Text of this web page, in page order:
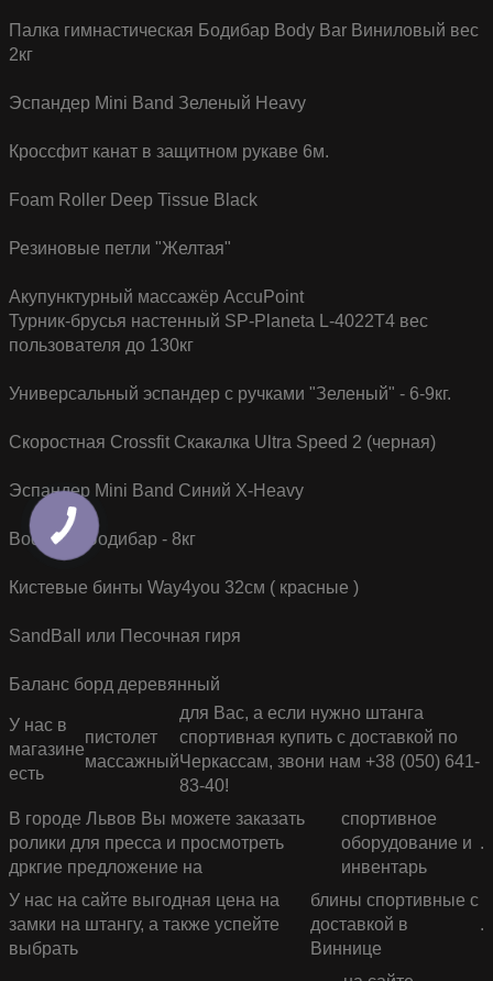
Палка гимнастическая Бодибар Body Bar Виниловый вес
2кг
Эспандер Mini Band Зеленый Heavy
Кроссфит канат в защитном рукаве 6м.
Foam Roller Deep Tissue Black
Резиновые петли "Желтая"
Акупунктурный массажёр AccuPoint
Турник-брусья настенный SP-Planeta L-4022T4 вес
пользователя до 130кг
Универсальный эспандер с ручками "Зеленый" - 6-9кг.
Скоростная Crossfit Скакалка Ultra Speed 2 (черная)
Эспандер Mini Band Cиний X-Heavy
Body Bar Бодибар - 8кг
Кистевые бинты Way4you 32см ( красные )
SandBall или Песочная гиря
Баланс борд деревянный
У нас в
магазине
есть
пистолет
массажный
для Вас, а если нужно штанга
спортивная купить с доставкой по
Черкассам, звони нам +38 (050) 641-
83-40!
В городе Львов Вы можете заказать
ролики для пресса и просмотреть
дркгие предложение на
спортивное
оборудование и
инвентарь
.
У нас на сайте выгодная цена на
замки на штангу, а также успейте
выбрать
блины спортивные с
доставкой в
Виннице
.